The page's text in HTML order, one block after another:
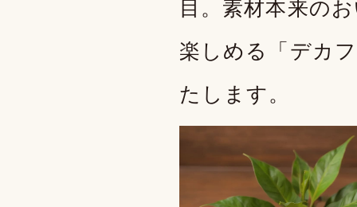
目。素材本来の
楽しめる「デカ
たします。